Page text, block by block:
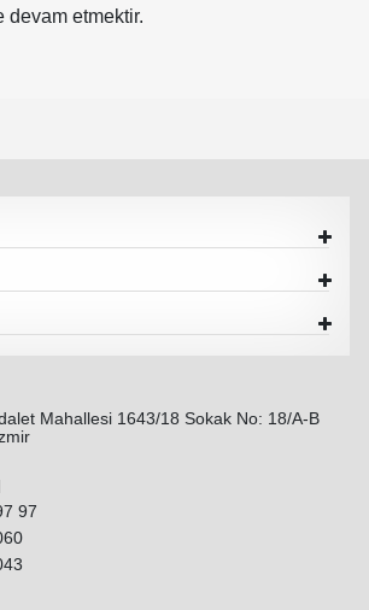
devam etmektir.
Mahallesi 1643/18 Sokak No: 18/A-B
97